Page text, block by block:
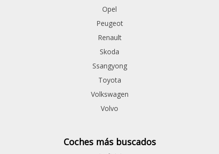
Opel
Peugeot
Renault
Skoda
Ssangyong
Toyota
Volkswagen
Volvo
Coches más buscados